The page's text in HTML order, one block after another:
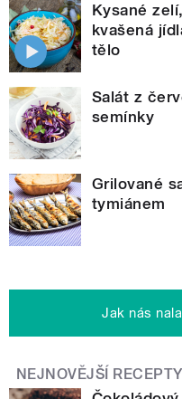
Kysané
kvašená
tělo
Salát z
semínky
Grilované
tymiánem
Jak nás
NEJNOVĚJŠÍ RECEPTY